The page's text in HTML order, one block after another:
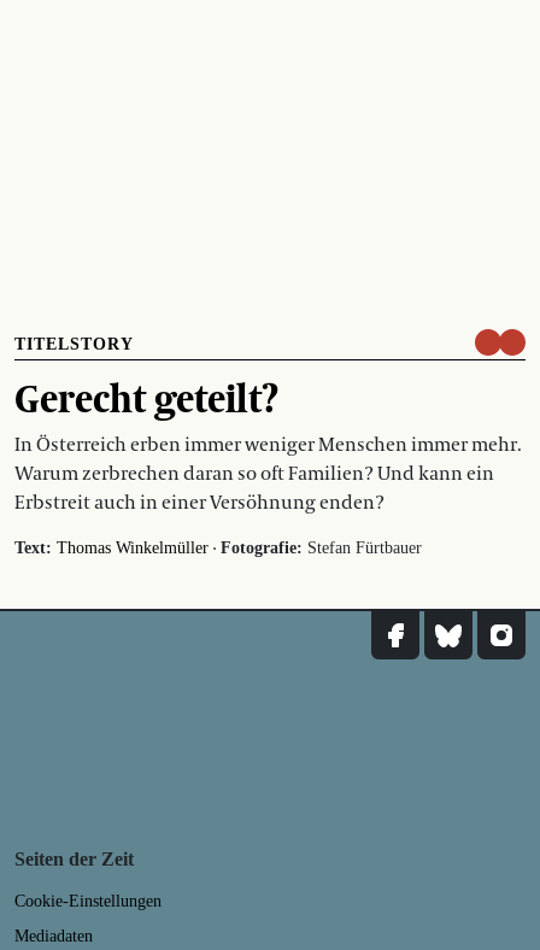
TITELSTORY
Gerecht geteilt?
In Österreich erben immer weniger Menschen immer mehr.
Warum zerbrechen daran so oft Familien? Und kann ein
Erbstreit auch in einer Versöhnung enden?
Text: Thomas Winkelmüller · Fotografie: Stefan Fürtbauer
Seiten der Zeit
Cookie-Einstellungen
Mediadaten